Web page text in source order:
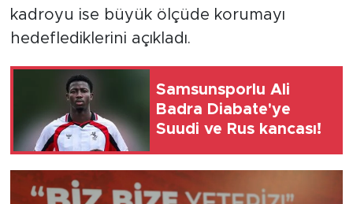
kadroyu ise büyük ölçüde korumayı
hedeflediklerini açıkladı.
Samsunsporlu Ali
Badra Diabate'ye
Suudi ve Rus kancası!